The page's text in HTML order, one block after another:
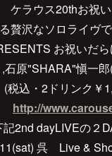
ラウス20thお祝
贅沢なソロライヴ
お祝いだ
石原"SHARA"愼一
込・2ドリンク￥
http://
2nd dayLIVEの２
呉 Live &